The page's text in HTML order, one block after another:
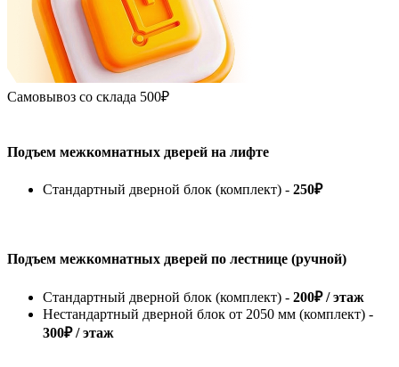
Самовывоз со склада 500₽
Подъем межкомнатных дверей на лифте
Стандартный дверной блок (комплект) - 250₽
Подъем межкомнатных дверей по лестнице (ручной)
Стандартный дверной блок (комплект) - 200₽ / этаж
Нестандартный дверной блок от 2050 мм (комплект) -
300₽ / этаж